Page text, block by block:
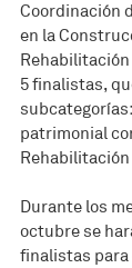
Coordinación
en la
5 finalistas,
patrimonial
Durante los
octubre se
finalistas para